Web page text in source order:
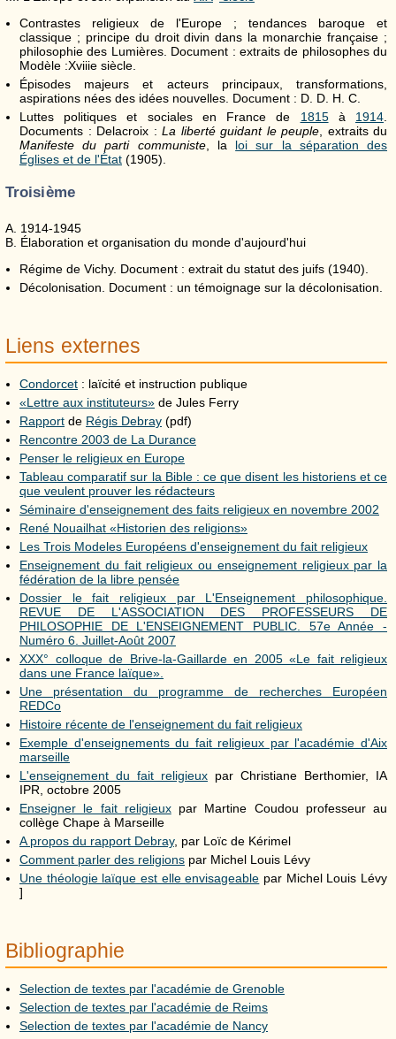
Contrastes religieux de l'Europe ; tendances baroque et
classique ; principe du droit divin dans la monarchie française ;
philosophie des Lumières. Document : extraits de philosophes du
Modèle :Xviiie siècle.
Épisodes majeurs et acteurs principaux, transformations,
aspirations nées des idées nouvelles. Document : D. D. H. C.
Luttes politiques et sociales en France de 1815à 1914.
Documents : Delacroix : La liberté guidant le peuple, extraits du
Manifeste du parti communiste, la loi sur la séparation des
Églises et de l'État (1905).
Troisième
A. 1914-1945
B. Élaboration et organisation du monde d'aujourd'hui
Régime de Vichy. Document : extrait du statut des juifs (1940).
Décolonisation. Document : un témoignage sur la décolonisation.
Liens externes
Condorcet : laïcité et instruction publique
«Lettre aux instituteurs» de Jules Ferry
Rapport de Régis Debray (pdf)
Rencontre 2003 de La Durance
Penser le religieux en Europe
Tableau comparatif sur la Bible : ce que disent les historiens et ce
que veulent prouver les rédacteurs
Séminaire d'enseignement des faits religieux en novembre 2002
René Nouailhat «Historien des religions»
Les Trois Modeles Européens d'enseignement du fait religieux
Enseignement du fait religieux ou enseignement religieux par la
fédération de la libre pensée
Dossier le fait religieux par L'Enseignement philosophique.
REVUE DE L'ASSOCIATION DES PROFESSEURS DE
PHILOSOPHIE DE L'ENSEIGNEMENT PUBLIC. 57e Année -
Numéro 6. Juillet-Août 2007
XXX° colloque de Brive-la-Gaillarde en 2005 «Le fait religieux
dans une France laïque».
Une présentation du programme de recherches Européen
REDCo
Histoire récente de l'enseignement du fait religieux
Exemple d'enseignements du fait religieux par l'académie d'Aix
marseille
L'enseignement du fait religieux par Christiane Berthomier, IA
IPR, octobre 2005
Enseigner le fait religieuxpar Martine Coudou professeur au
collège Chape à Marseille
A propos du rapport Debray, par Loïc de Kérimel
Comment parler des religions par Michel Louis Lévy
Une théologie laïque est elle envisageable par Michel Louis Lévy
]
Bibliographie
Selection de textes par l'académie de Grenoble
Selection de textes par l'académie de Reims
Selection de textes par l'académie de Nancy